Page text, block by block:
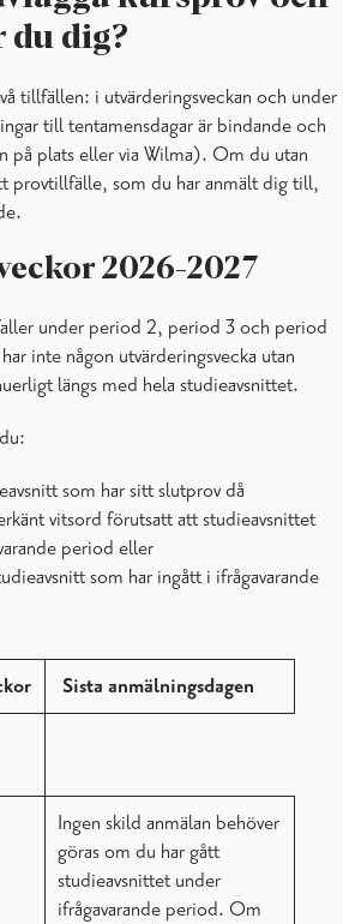
du dig?
tillfällen: i utvärderingsveckan och under
till tentamensdagar är bindande och
på plats eller via Wilma). Om du utan
provtillfälle, som du har anmält dig till,
2026-2027
under period 2, period 3 och period
inte någon utvärderingsvecka utan
längs med hela studieavsnittet.
som har sitt slutprov då
vitsord förutsatt att studieavsnittet
period eller
som har ingått i ifrågavarande
Sista anmälningsdagen
Ingen skild anmälan behöver
göras om du har gått
studieavsnittet under
ifrågavarande period. Om